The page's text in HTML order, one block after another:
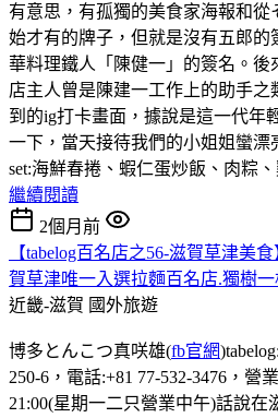
有意思，有孤獨的美食家海報和從
始才有的牌子，但就是沒有五郎的
華料理鐵人「陳健一」的簽名。
店主人曾是陳建一工作上的助手之
到的ig打卡畫面，據說是這一代年
一下，當天接待我們的小姐姐蠻漂
set:海鮮春捲、蝦仁蛋炒飯、肉粽
繼續閱讀
2個月前
【tabelog百名店之56-滋賀草津美
賀草津唯一入選拉麵百名店.獨樹
近畿-滋賀 國外旅遊
博多とんこつ真咲雄(fb官網
250-6，電話:+81 77-532-3476，營
21:00(星期一二只營業中午)話說